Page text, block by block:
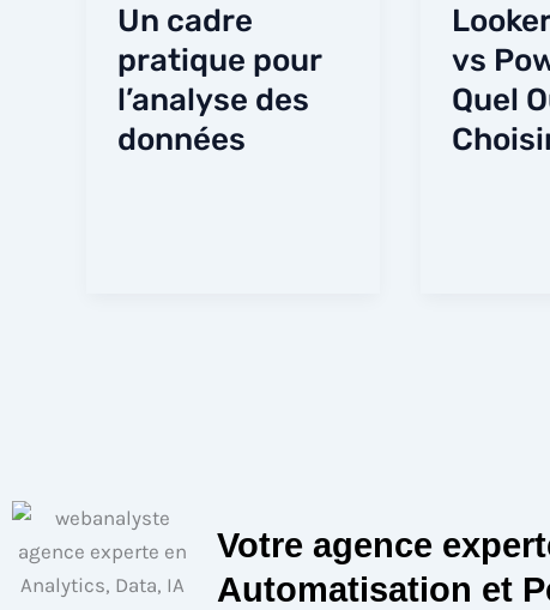
Un cadre
pratique pour
l’analyse des
données
vs
Quel
Votre agence
Automatisation et